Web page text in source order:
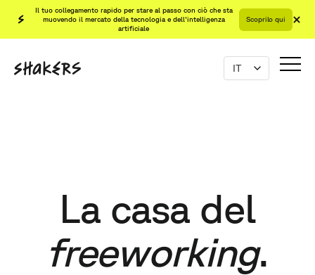
Il tuo collegamento rapido per stare al passo con ciò che sta
muovendo il mercato della tecnologia e dell'intelligenza
artificiale
Scoprilo qui
La casa del
freeworking.